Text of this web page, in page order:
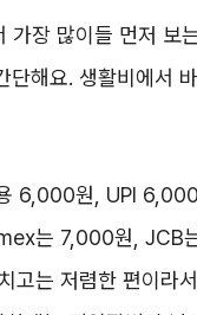
가장 많이들 먼저 보
단해요. 생활비에서
6,000원, UPI
는 7,000원, JCB
고는 저렴한 편이라